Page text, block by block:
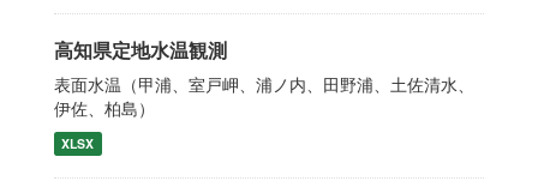
高知県定地水温観測
表面水温（甲浦、室戸岬、浦ノ内、田野浦、土佐清水、
伊佐、柏島）
XLSX